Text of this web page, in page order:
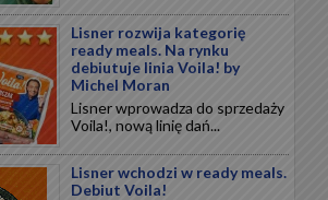
Lisner rozwija kategorię
ready meals. Na rynku
debiutuje linia Voila! by
Michel Moran
Lisner wprowadza do sprzedaży
Voila!, nową linię dań...
Lisner wchodzi w ready meals.
Debiut Voila!